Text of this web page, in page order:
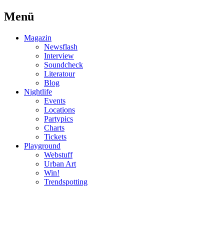
Menü
Magazin
Newsflash
Interview
Soundcheck
Literatour
Blog
Nightlife
Events
Locations
Partypics
Charts
Tickets
Playground
Webstuff
Urban Art
Win!
Trendspotting